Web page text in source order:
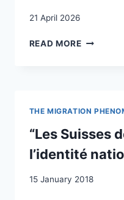
21 April 2026
READ MORE
D MI
DE
HWEIZ
THE MIGRATION
“Les Suisses
l’identité
15 January 2018